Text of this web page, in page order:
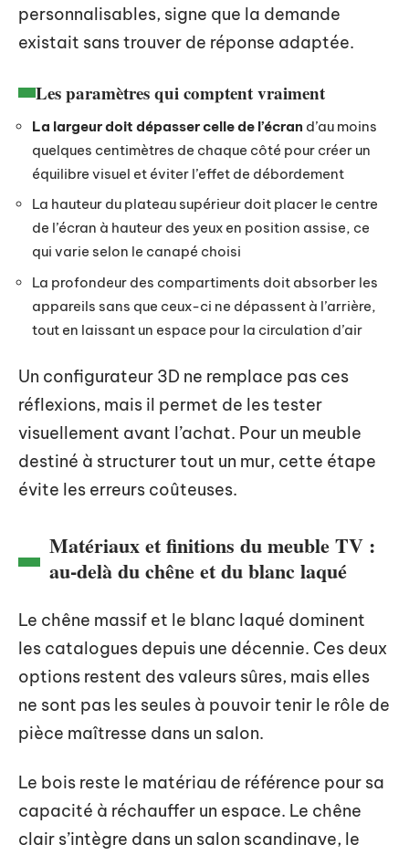
personnalisables, signe que la demande
existait sans trouver de réponse adaptée.
Les paramètres qui comptent vraiment
La largeur doit dépasser celle de l’écran d’au moins
quelques centimètres de chaque côté pour créer un
équilibre visuel et éviter l’effet de débordement
La hauteur du plateau supérieur doit placer le centre
de l’écran à hauteur des yeux en position assise, ce
qui varie selon le canapé choisi
La profondeur des compartiments doit absorber les
appareils sans que ceux-ci ne dépassent à l’arrière,
tout en laissant un espace pour la circulation d’air
Un configurateur 3D ne remplace pas ces
réflexions, mais il permet de les tester
visuellement avant l’achat. Pour un meuble
destiné à structurer tout un mur, cette étape
évite les erreurs coûteuses.
Matériaux et finitions du meuble TV :
au-delà du chêne et du blanc laqué
Le chêne massif et le blanc laqué dominent
les catalogues depuis une décennie. Ces deux
options restent des valeurs sûres, mais elles
ne sont pas les seules à pouvoir tenir le rôle de
pièce maîtresse dans un salon.
Le bois reste le matériau de référence pour sa
capacité à réchauffer un espace. Le chêne
clair s’intègre dans un salon scandinave, le